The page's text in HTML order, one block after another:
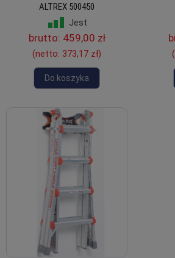
ALTREX 500450
Jest
brutto: 459,00 zł
(netto: 373,17 zł)
Do koszyka